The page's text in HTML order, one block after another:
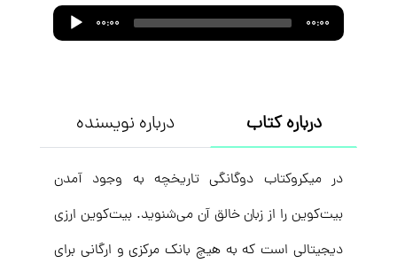
Audio
Player
00:00 00:00
درباره کتاب درباره نویسنده
در میکروکتاب دوگانگی تاریخچه به وجود آمدن
بیت‌کوین را از زبان خالق آن می‌شنوید. بیت‌کوین ارزی
دیجیتالی است که به هیچ بانک مرکزی و ارگانی برای